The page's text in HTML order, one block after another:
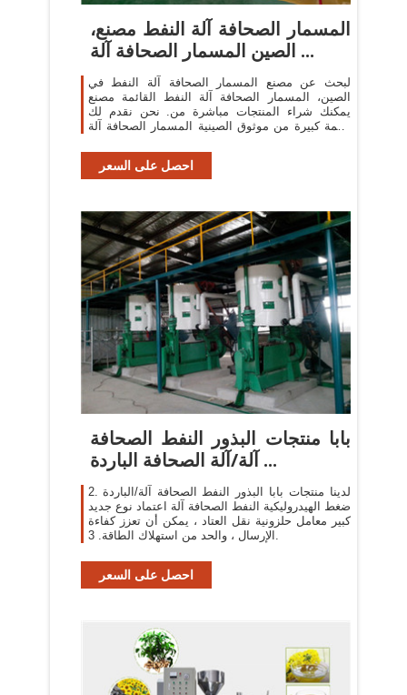
المسمار الصحافة آلة النفط مصنع،
الصين المسمار الصحافة آلة ...
لبحث عن مصنع المسمار الصحافة آلة النفط في
الصين، المسمار الصحافة آلة النفط القائمة مصنع
يمكنك شراء المنتجات مباشرة من. نحن نقدم لك
قائمة كبيرة من موثوق الصينية المسمار الصحافة آلة
احصل على السعر
بابا منتجات البذور النفط الصحافة
آلة/آلة الصحافة الباردة ...
2. لدينا منتجات بابا البذور النفط الصحافة آلة/الباردة
ضغط الهيدروليكية النفط الصحافة آلة اعتماد نوع جديد
كبير معامل حلزونية نقل العتاد ، يمكن أن تعزز كفاءة
الإرسال ، والحد من استهلاك الطاقة. 3.
احصل على السعر